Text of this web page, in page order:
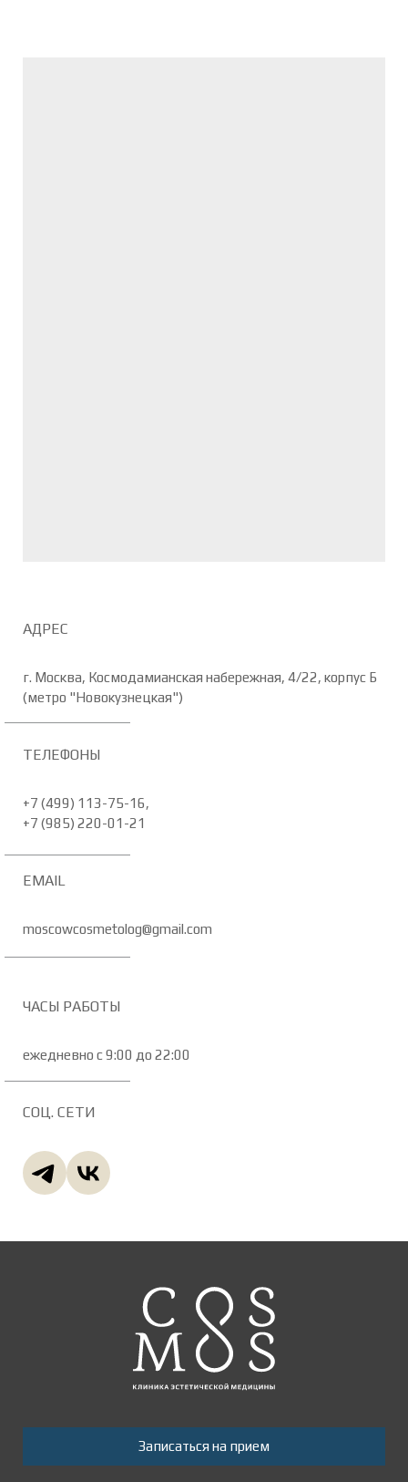
АДРЕС
г. Москва, Космодамианская набережная, 4/22, корпус Б
(метро "Новокузнецкая")
ТЕЛЕФОНЫ
+7 (499) 113-75-16,
+7 (985) 220-01-21
EMAIL
moscowcosmetolog@gmail.com
ЧАСЫ РАБОТЫ
ежедневно с 9:00 до 22:00
СОЦ. СЕТИ
Записаться на прием